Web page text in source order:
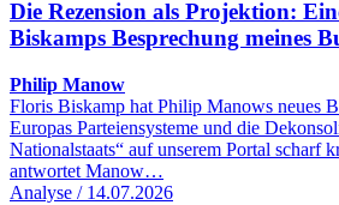
Die Rezension als Projektion:
Biskamps Besprechung meines
Philip Manow
Floris Biskamp hat Philip Manows neues
Europas Parteiensysteme und die
Nationalstaats“ auf unserem Portal scharf
antwortet Manow…
Analyse / 14.07.2026